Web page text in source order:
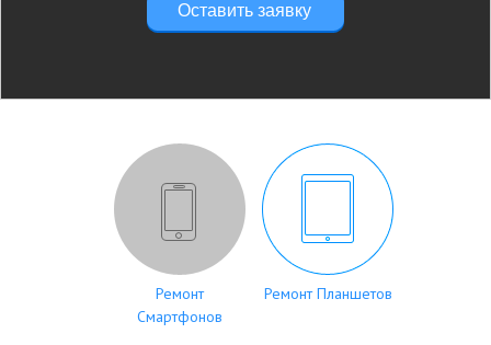
Оставить заявку
Ремонт
Смартфонов
Ремонт Планшетов